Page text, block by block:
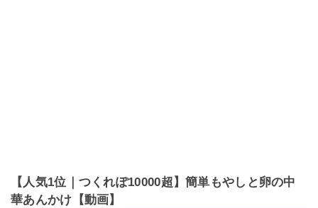
【人気1位｜つくれぽ10000超】簡単もやしと卵の中
華あんかけ【動画】